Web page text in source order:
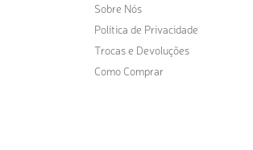
Sobre Nós
Política de Privacidade
Trocas e Devoluções
Como Comprar